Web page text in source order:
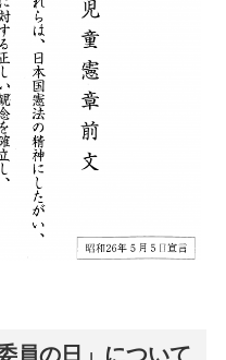
員の日」について